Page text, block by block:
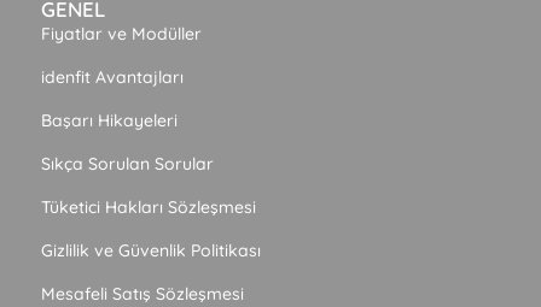
GENEL
Fiyatlar ve Modüller
idenfit Avantajları
Başarı Hikayeleri
Sıkça Sorulan Sorular
Tüketici Hakları Sözleşmesi
Gizlilik ve Güvenlik Politikası
Mesafeli Satış Sözleşmesi